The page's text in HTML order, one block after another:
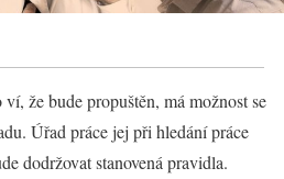
že bude propuštěn, má možnost se
Úřad prácejej při hledání práce
dodržovat stanovená pravidla.